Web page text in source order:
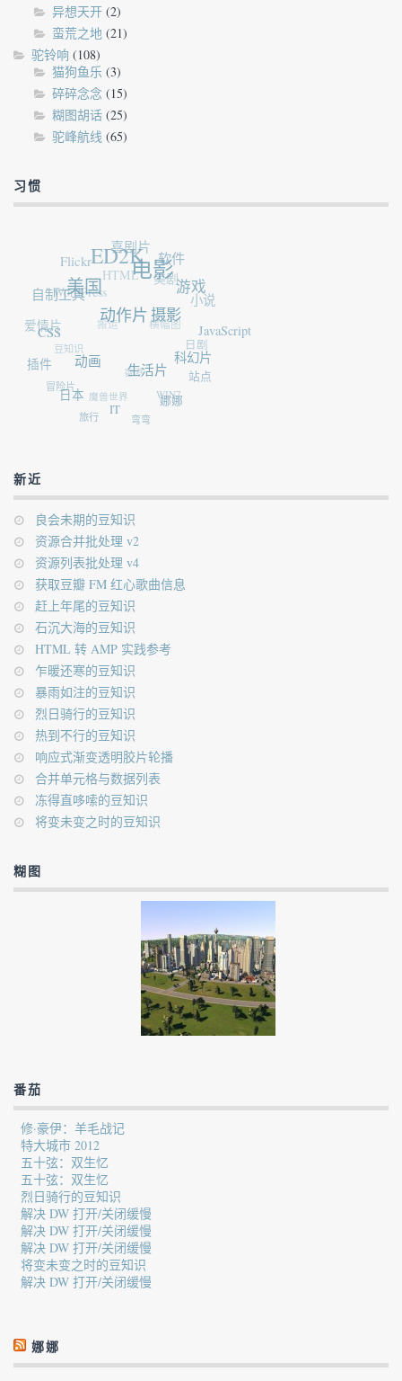
异想天开 (2)
蛮荒之地 (21)
驼铃响 (108)
猫狗鱼乐 (3)
碎碎念念 (15)
糊图胡话 (25)
驼峰航线 (65)
习惯
电影
ED2K
美国
动作片 摄影
游戏
软件
喜剧片
Flickr
自制工具
CSS
动画
生活片
科幻片
JavaScript
小说
美剧
HTML
WordPress
爱情片
插件
日本
IT
娜娜
站点
日剧
横幅图
搬运
豆知识
冒险片
旅行 弯弯
WIN7
香港
魔兽世界
新近
良会未期的豆知识
资源合并批处理 v2
资源列表批处理 v4
获取豆瓣 FM 红心歌曲信息
赶上年尾的豆知识
石沉大海的豆知识
HTML 转 AMP 实践参考
乍暖还寒的豆知识
暴雨如注的豆知识
烈日骑行的豆知识
热到不行的豆知识
响应式渐变透明胶片轮播
合并单元格与数据列表
冻得直哆嗦的豆知识
将变未变之时的豆知识
糊图
番茄
修·豪伊：羊毛战记
特大城市 2012
五十弦：双生忆
五十弦：双生忆
烈日骑行的豆知识
解决 DW 打开/关闭缓慢
解决 DW 打开/关闭缓慢
解决 DW 打开/关闭缓慢
将变未变之时的豆知识
解决 DW 打开/关闭缓慢
娜娜